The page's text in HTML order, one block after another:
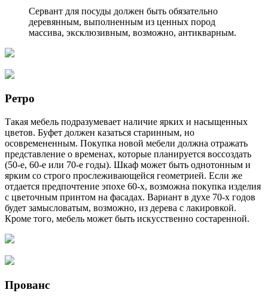
Сервант для посуды должен быть обязательно
деревянным, выполненным из ценных пород
массива, эксклюзивным, возможно, антикварным.
Ретро
Такая мебель подразумевает наличие ярких и насыщенных
цветов. Буфет должен казаться старинным, но
осовремененным. Покупка новой мебели должна отражать
представление о временах, которые планируется воссоздать
(50-е, 60-е или 70-е годы). Шкаф может быть однотонным и
ярким со строго прослеживающейся геометрией. Если же
отдается предпочтение эпохе 60-х, возможна покупка изделия
с цветочным принтом на фасадах. Вариант в духе 70-х годов
будет замысловатым, возможно, из дерева с лакировкой.
Кроме того, мебель может быть искусственно состаренной.
Прованс